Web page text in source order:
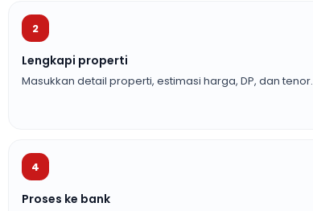
2
Lengkapi properti
Masukkan detail properti, estimasi harga, DP, dan tenor.
4
Proses ke bank